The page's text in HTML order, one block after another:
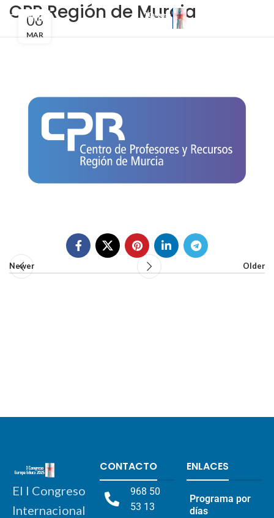
MENU
CPR Región de Murcia
06
MAR
Newer Older
El I Congreso
Internacional
CONTACTO
968 50
53 13
ENLACES
Programa por
días